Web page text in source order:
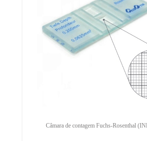
Câmara de contagem Fuchs-Rosenthal